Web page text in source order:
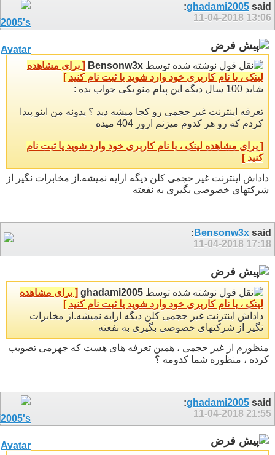
ghadami2005 said:
11-04-2018 13:06
نوشته شده توسط Bensonw3x [ برای مشاهده
لینک ، با نام کاربری خود وارد شوید یا ثبت نام کنید ]
شاید 100 سال دیگه این پیام منو یکی جواب بده :
تعرفه اینترنت غیر حجمی رو کجا میشه دید ؟ یدونه من اینو پیدا
کردم که رو هر کدوم میزنم ارور 404 میده
[ برای مشاهده لینک ، با نام کاربری خود وارد شوید یا ثبت نام
کنید ]
داداش اینترنت غیر حجمی کلن دیگه ارایه نمیشه.از مخابرات نگیر از
شرکتهای خصوصی بگیری به نفعته
Bensonw3x said:
11-04-2018 17:18
نوشته شده توسط ghadami2005 [ برای مشاهده
لینک ، با نام کاربری خود وارد شوید یا ثبت نام کنید ]
داداش اینترنت غیر حجمی کلن دیگه ارایه نمیشه.از مخابرات
نگیر از شرکتهای خصوصی بگیری به نفعته
منظورم از غیر حجمی ، همین تعرفه های هست که جهرمی تصویب
کرده ، منظوره شما کدومه ؟
ghadami2005 said:
11-04-2018 21:55